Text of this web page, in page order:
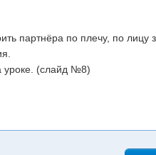
партнёра по плечу, по
уроке. (слайд №8)